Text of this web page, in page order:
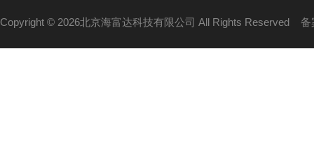
Copyright © 2026北京海富达科技有限公司 All Rights Reserved 备